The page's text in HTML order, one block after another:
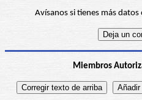
Avísanos si tienes más
Miembros